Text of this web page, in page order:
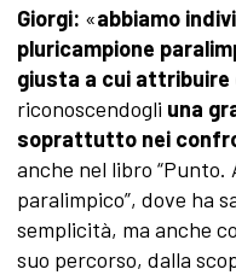
Giorgi: «abbiamo
pluricampione
giusta a cui attribuire
riconoscendogli una
soprattutto nei
anche nel libro “Punto.
paralimpico”, dove ha
semplicità, ma anche
suo percorso, dalla